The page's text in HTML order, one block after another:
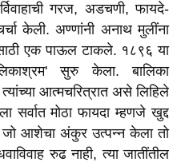
गरज, अडचणी, फायदे-
केली. अण्णांनी अनाथ मुलींना
एक पाऊल टाकले. १८९६ या
सुरु केला. बालिका
आत्मचरित्रात असे लिहिले
मोठा फायदा म्हणजे खुद्द
जो आशेचा अंकुर उत्पन्न केला तो
रुढ नाही, त्या जातींतील